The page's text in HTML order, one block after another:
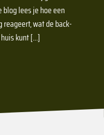
lees je hoe een
wat de back-
kunt […]